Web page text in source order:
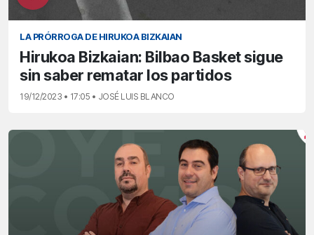
LA PRÓRROGA DE HIRUKOA BIZKAIAN
Hirukoa Bizkaian: Bilbao Basket sigue
sin saber rematar los partidos
19/12/2023 • 17:05 • JOSÉ LUIS BLANCO